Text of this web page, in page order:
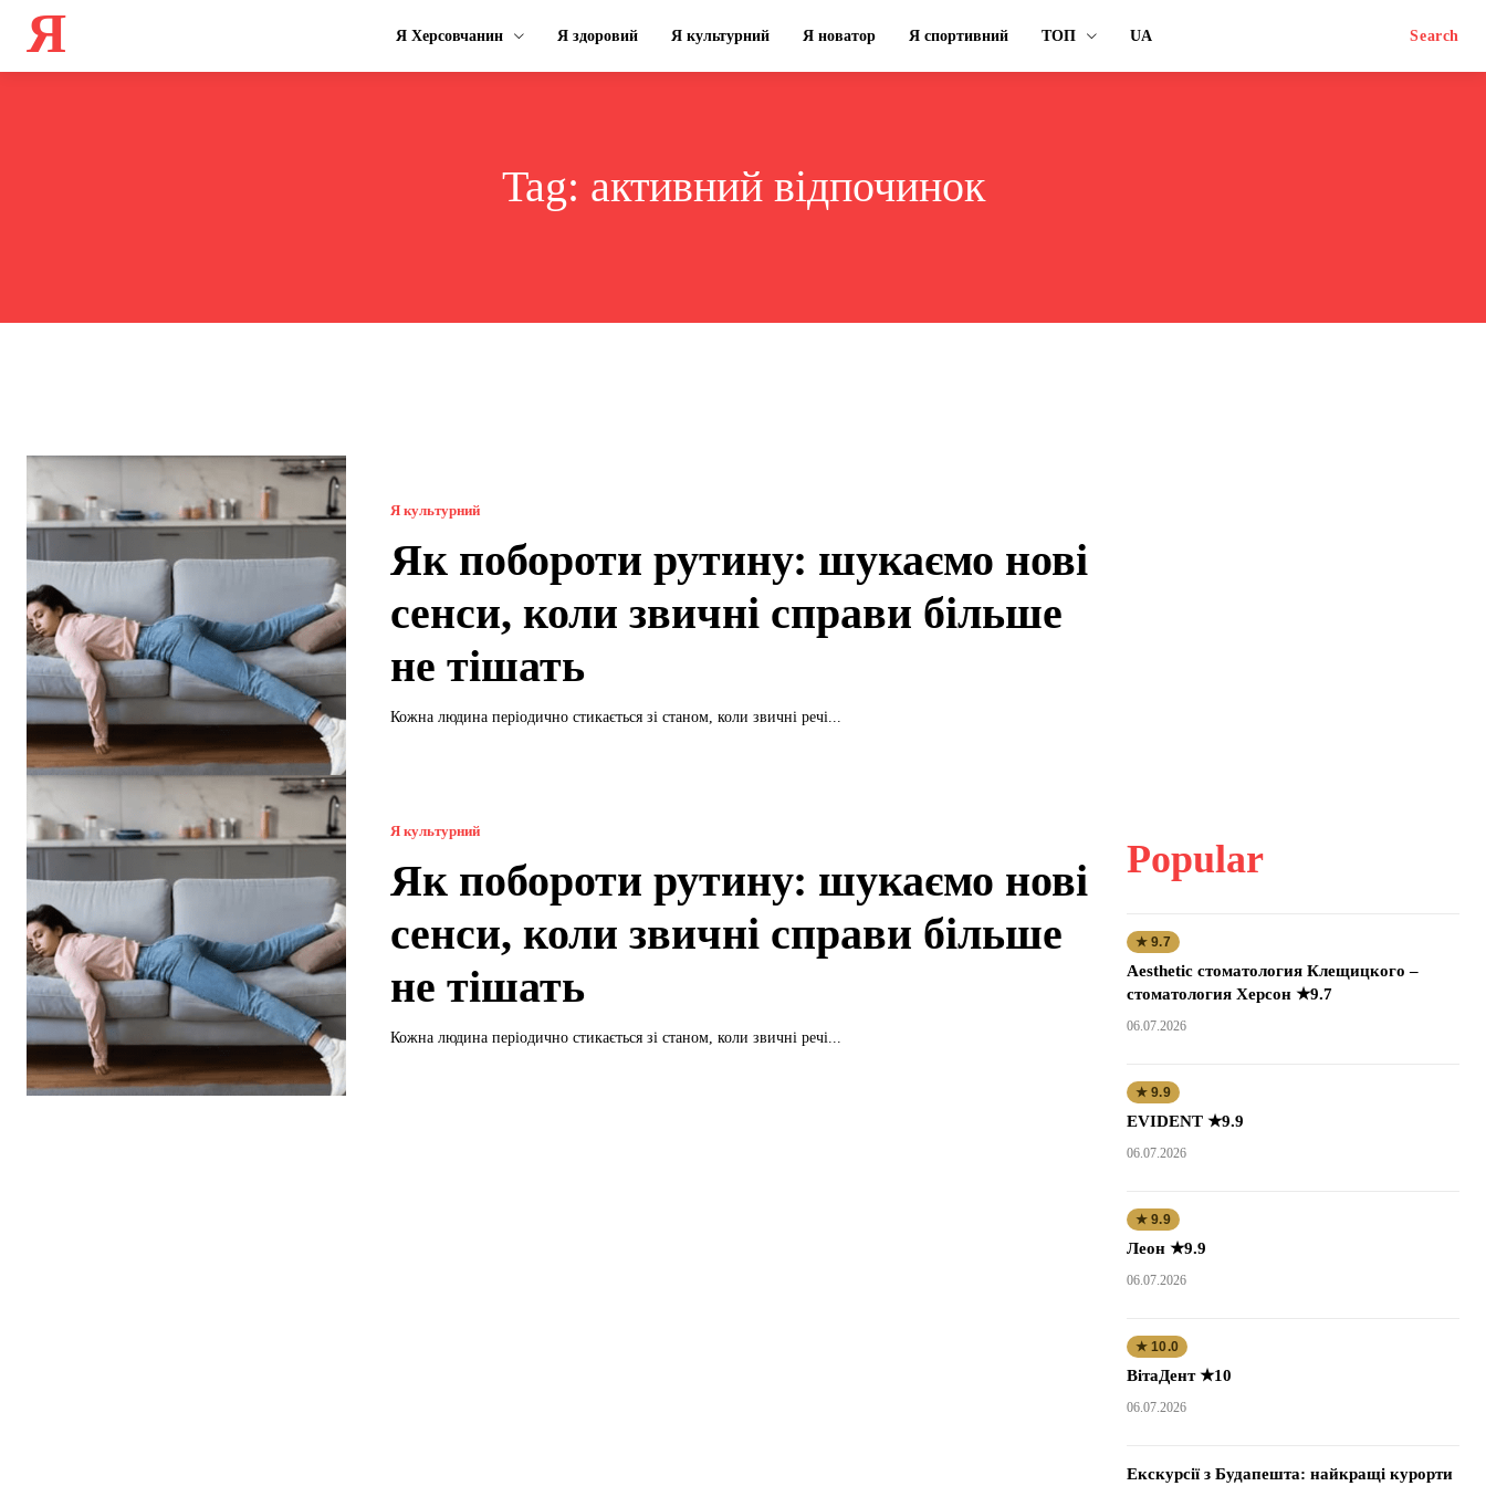
Я Я Херсовчанин Я здоровий Я культурний Я новатор Я спортивний ТОП UA Search
Tag: активний відпочинок
Я культурний
Як побороти рутину: шукаємо нові
сенси, коли звичні справи більше
не тішать
Кожна людина періодично стикається зі станом, коли звичні речі...
Я культурний
Як побороти рутину: шукаємо нові
сенси, коли звичні справи більше
не тішать
Кожна людина періодично стикається зі станом, коли звичні речі...
Popular
★ 9.7
Aesthetic стоматология Клещицкого –
стоматология Херсон ★9.7
06.07.2026
★ 9.9
EVIDENT ★9.9
06.07.2026
★ 9.9
Леон ★9.9
06.07.2026
★ 10.0
ВітаДент ★10
06.07.2026
Екскурсії з Будапешта: найкращі курорти